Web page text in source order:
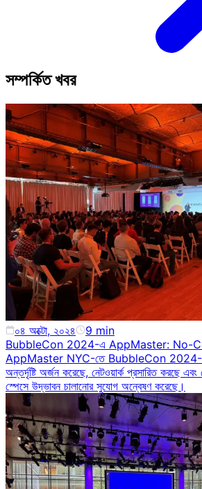
সম্পর্কিত খবর
০৪ অক্টো, ২০২৪ 9 min
BubbleCon 2024-এ AppMaster: No-
AppMaster NYC-তে BubbleCon 2024-এ
অন্তর্দৃষ্টি অর্জন করেছে, নেটওয়ার্ক প্রসারিত করছে
স্পেসে উদ্ভাবন চালানোর সুযোগ অন্বেষণ করেছে।